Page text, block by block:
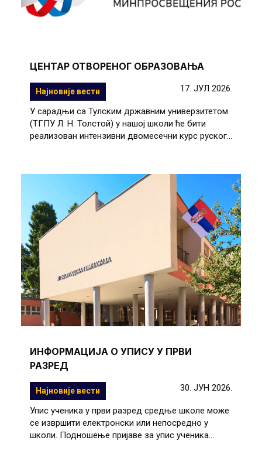
ЦЕНТАР ОТВОРЕНОГ ОБРАЗОВАЊА
Најновије вести 17. ЈУЛ 2026.
У сарадњи са Тулским државним универзитетом
(ТГПУ Л. Н. Толстой) у нашој школи ће бити
реализован интензивни двомесечни курс руског...
ИНФОРМАЦИЈА О УПИСУ У ПРВИ
РАЗРЕД
Најновије вести 30. ЈУН 2026.
Упис ученика у први разред средње школе може
се извршити електронски или непосредно у
школи. Подношење пријаве за упис ученика...